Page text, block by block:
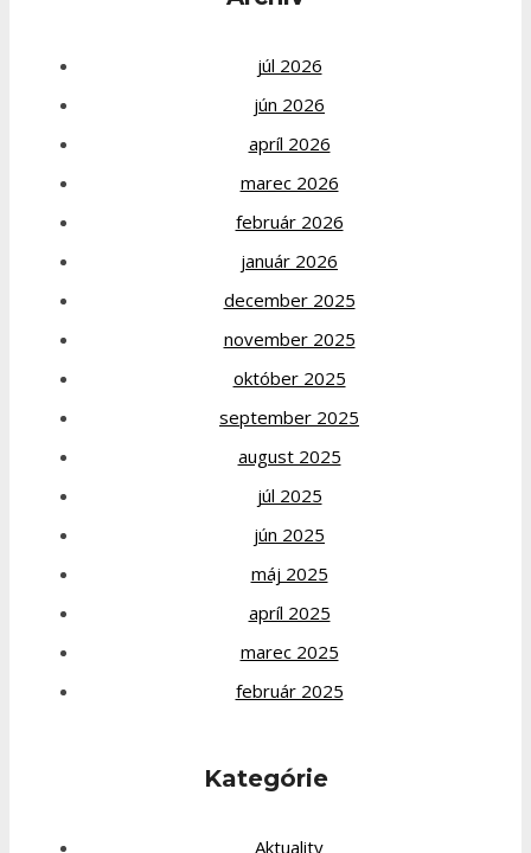
júl 2026
jún 2026
apríl 2026
marec 2026
február 2026
január 2026
december 2025
november 2025
október 2025
september 2025
august 2025
júl 2025
jún 2025
máj 2025
apríl 2025
marec 2025
február 2025
Kategórie
Aktuality